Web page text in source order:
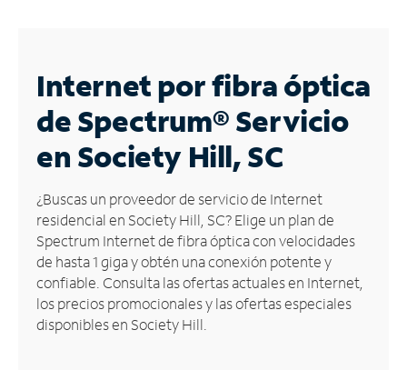
Business
Contáctanos
Inglés
Administrar
cuenta
Encuentra
una
tienda
Internet por fibra óptica
de Spectrum®Servicio
en Society Hill, SC
¿Buscas un proveedor de servicio de Internet
residencial en Society Hill, SC? Elige un plan de
Spectrum Internet de fibra óptica con velocidades
de hasta 1 giga y obtén una conexión potente y
confiable. Consulta las ofertas actuales en Internet,
los precios promocionales y las ofertas especiales
disponibles en Society Hill.